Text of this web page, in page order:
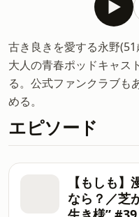
古き良きを愛する永野
大人の青春ポッドキャス
る。公式ファンクラブも
める。
エピソード
【もしも
なら？／芝